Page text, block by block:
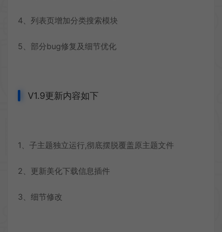
4、列表页增加分类搜索模块
5、部分bug修复及细节优化
V1.9更新内容如下
1、子主题独立运行,彻底摆脱覆盖原主题文件
2、更新美化下载信息插件
3、细节修改